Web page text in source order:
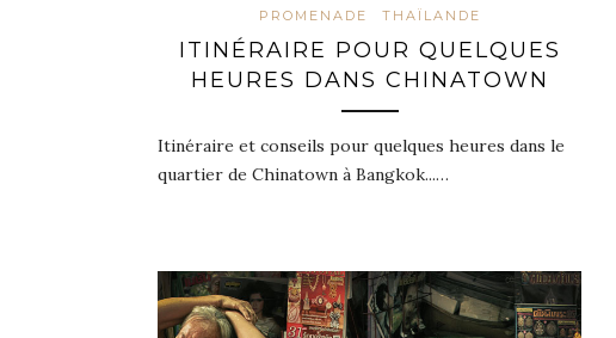
PROMENADE THAÏLANDE
ITINÉRAIRE POUR QUELQUES
HEURES DANS CHINATOWN
Itinéraire et conseils pour quelques heures dans le
quartier de Chinatown à Bangkok...…